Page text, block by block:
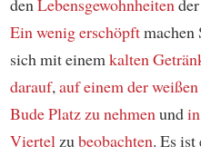
denLebensgewohnheitender
Ein wenigerschöpftmachen
sich mit einemkalten
darauf,auf einem der weißen
BudePlatz zu nehmenund
Viertelzubeobachten. Es ist